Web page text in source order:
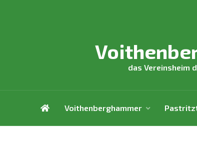
das Vereinsheim
Voithenberghammer